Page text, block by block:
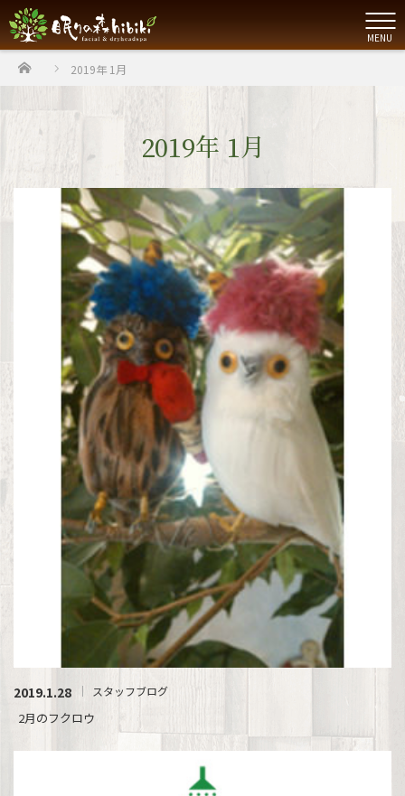
MENU
ホーム 2019年 1月
2019年 1月
2019.1.28 スタッフブログ
2月のフクロウ